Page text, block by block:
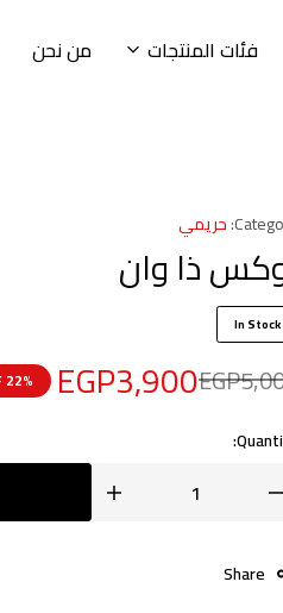
فئات المنتجات من نحن
حريمي
ذا وان
In Stock
EGP
EGP3,900
22% OFF
Share